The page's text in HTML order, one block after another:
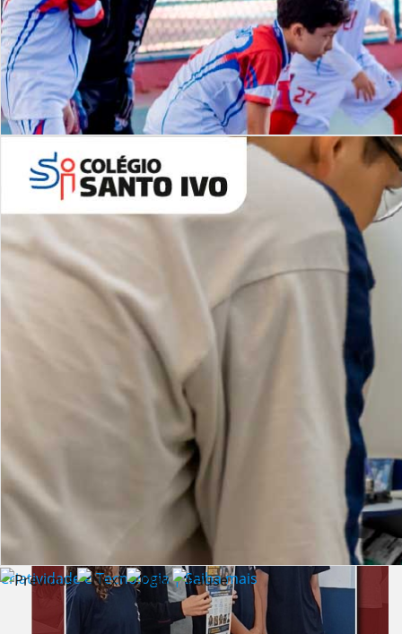
Desafios | Saiba mais
Criatividade e Tecnologia | Saiba mais